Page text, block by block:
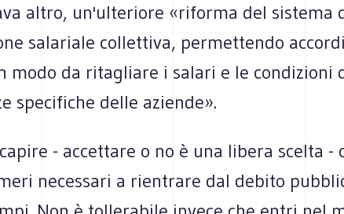
altro, un'ulteriore «riforma del sistema
salariale collettiva, permettendo
modo da ritagliare i salari e le condizioni
specifiche delle aziende».
- accettare o no è una libera scelta -
necessari a rientrare dal debito